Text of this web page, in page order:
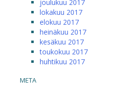
joulukuu 2017
lokakuu 2017
elokuu 2017
heinäkuu 2017
kesäkuu 2017
toukokuu 2017
huhtikuu 2017
META